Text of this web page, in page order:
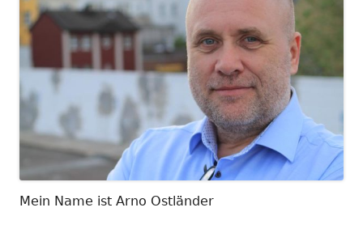
Mein Name ist Arno Ostländer